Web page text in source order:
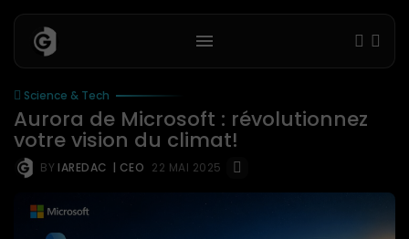
Science & Tech
Aurora de Microsoft : révolutionnez
votre vision du climat!
BY IAREDAC | CEO 22 MAI 2025